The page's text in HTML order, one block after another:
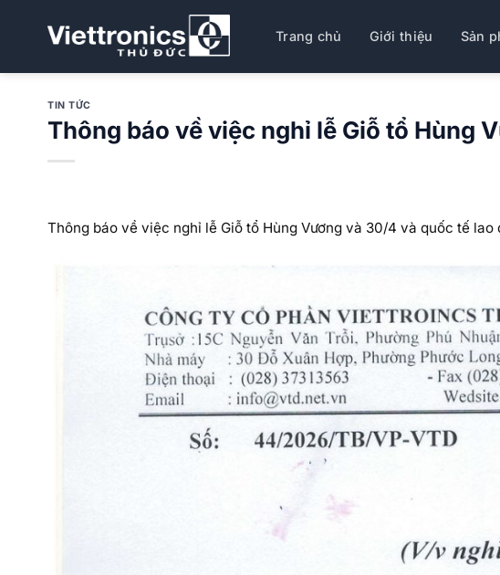
dung
Trang chủ Giới thiệu Sản
TIN TỨC
Thông báo về việc nghỉ lễ Giỗ tổ Hùng
Thông báo về việc nghỉ lễ Giỗ tổ Hùng Vương và 30/4 và quốc tế lao